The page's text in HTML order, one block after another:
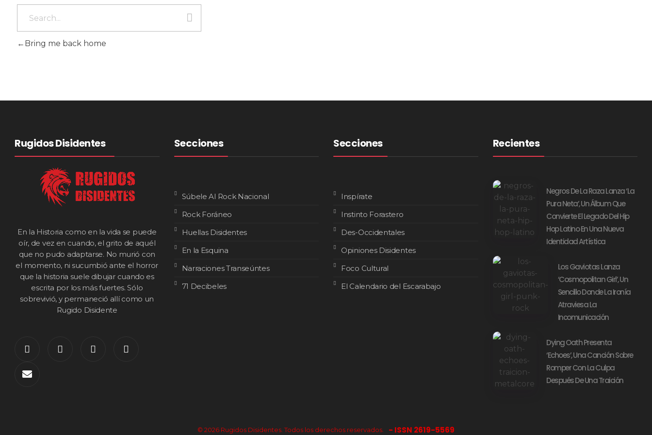
Bring me back home
Rugidos Disidentes
En la Historia como en la vida se puede
oír, de vez en cuando, el grito de aquél
que no pudo adaptarse. No murió con
el momento, ni sucumbió ante el horror
que la historia suele dibujar cuando es
escrita por los más fuertes. Sólo
sobrevivió, y permaneció allí como un
Rugido Disidente
Secciones
Súbele Al Rock Nacional
Rock Foráneo
Huellas Disidentes
En la Esquina
Narraciones Transeúntes
71 Decibeles
Secciones
Inspírate
Instinto Forastero
Des-Occidentales
Opiniones Disidentes
Foco Cultural
El Calendario del Escarabajo
Recientes
Negros De La Raza Lanza ‘La
Pura Neta’, Un Álbum Que
Convierte El Legado Del Hip
Hop Latino En Una Nueva
Identidad Artística
Los Gaviotas Lanza
‘Cosmopolitan Girl’, Un
Sencillo Donde La Ironía
Atraviesa La
Incomunicación
Dying Oath Presenta
‘Echoes’, Una Canción Sobre
Romper Con La Culpa
Después De Una Traición
© 2026 Rugidos Disidentes. Todos los derechos reservados. - ISSN 2619-5569